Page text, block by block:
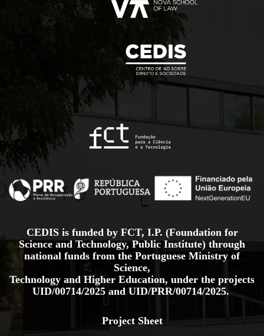
CEDIS is funded by FCT, I.P. (Foundation for
Science and Technology, Public Institute) through
national funds from the Portuguese Ministry of
Science,
Technology and Higher Education, under the projects
UID/00714/2025 and UID/PRR/00714/2025.
Project Sheet